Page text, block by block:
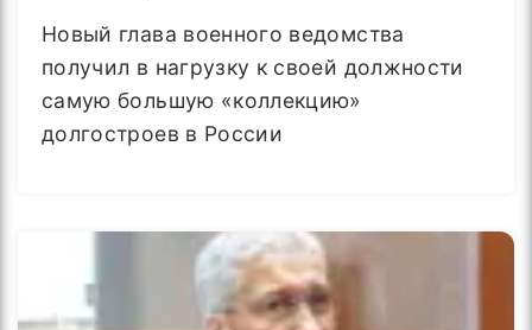
Новый глава военного ведомства
получил в нагрузку к своей должности
самую большую «коллекцию»
долгостроев в России